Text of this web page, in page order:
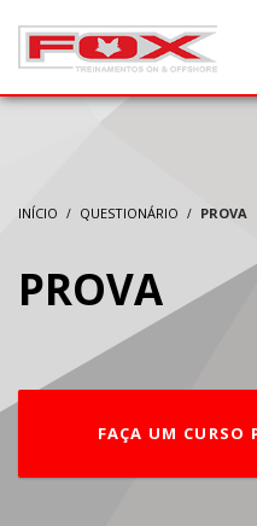
INÍCIO QUESTIONÁRIO PROVA
PROVA
FAÇA UM CURSO